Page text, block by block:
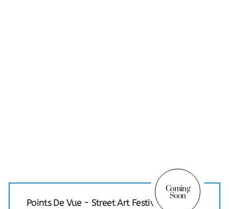
Points De Vue - Street Art Festival &
Coming
Soon